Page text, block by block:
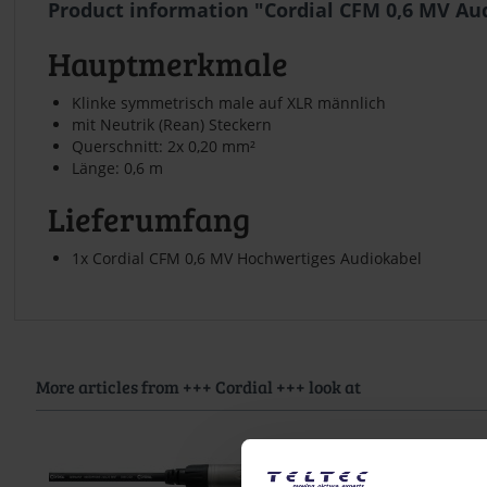
Product information "Cordial CFM 0,6 MV
Hauptmerkmale
Klinke symmetrisch male auf XLR männlich
mit Neutrik (Rean) Steckern
Querschnitt: 2x 0,20 mm²
Länge: 0,6 m
Lieferumfang
1x Cordial CFM 0,6 MV Hochwertiges Audiokabel
More articles from +++ Cordial +++ look at